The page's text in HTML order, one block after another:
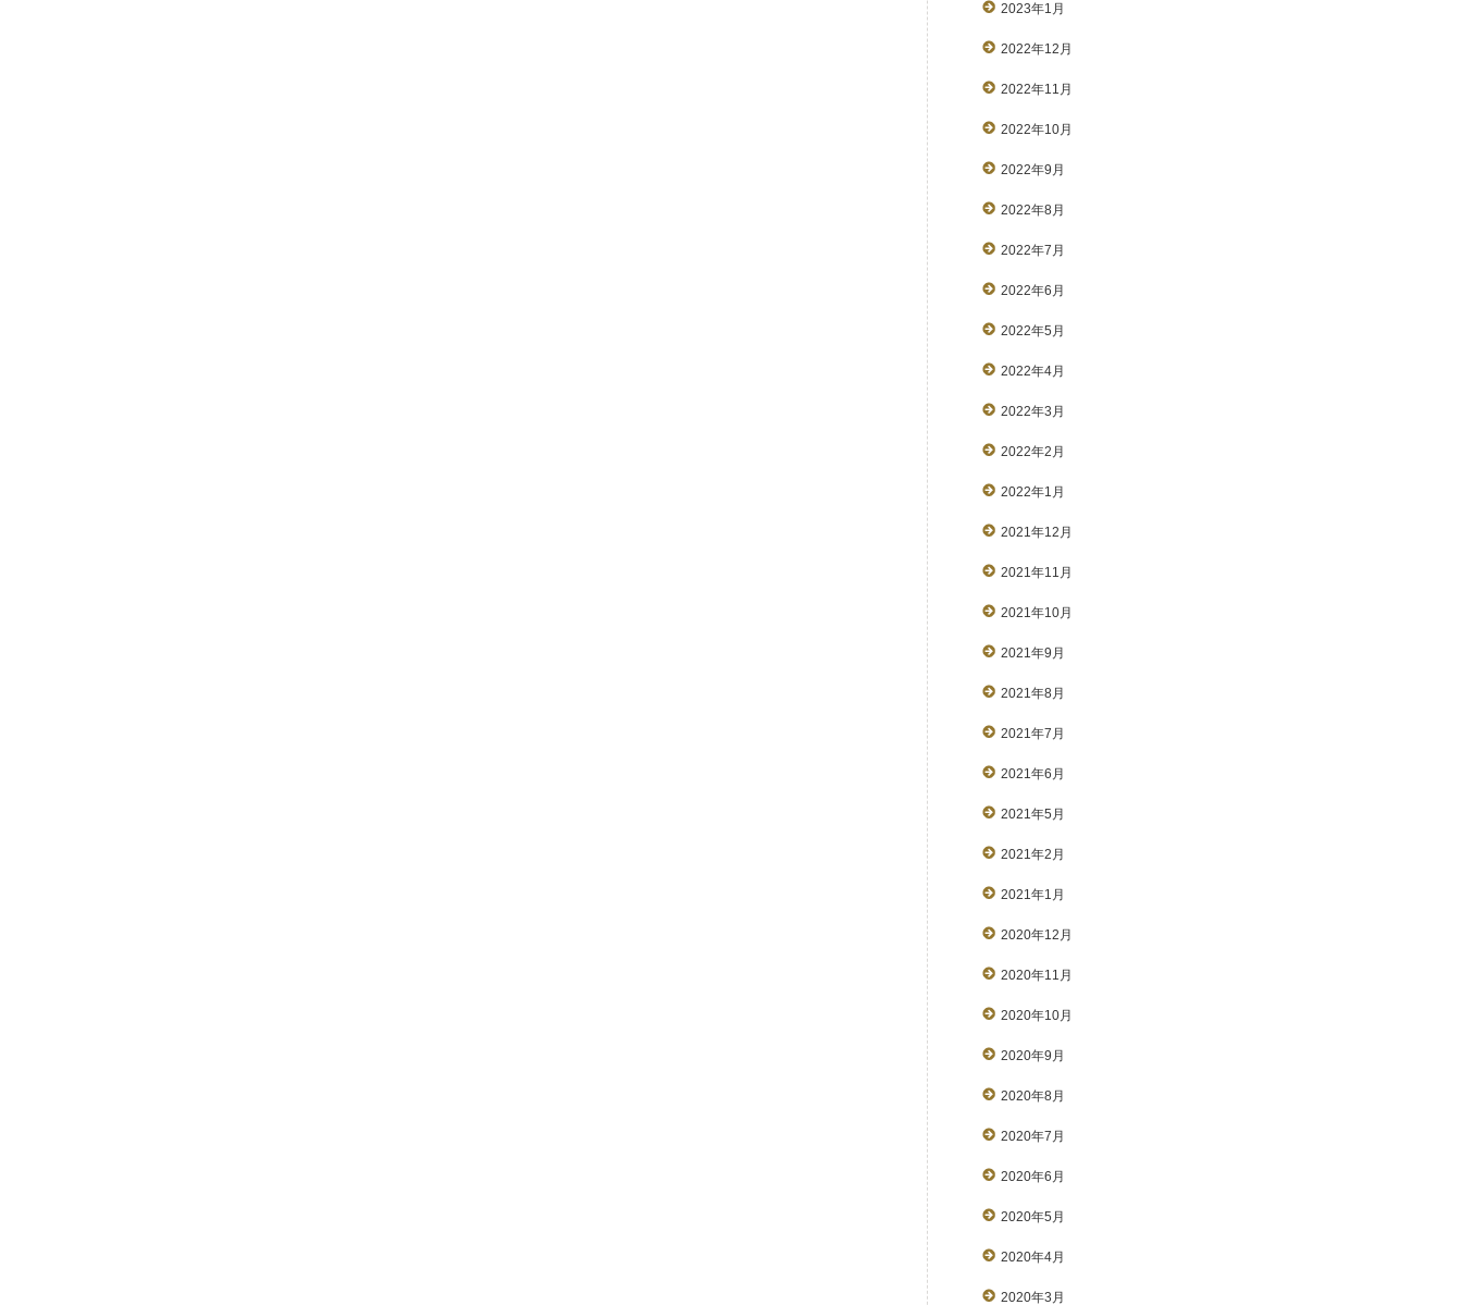
2023年1月
2022年12月
2022年11月
2022年10月
2022年9月
2022年8月
2022年7月
2022年6月
2022年5月
2022年4月
2022年3月
2022年2月
2022年1月
2021年12月
2021年11月
2021年10月
2021年9月
2021年8月
2021年7月
2021年6月
2021年5月
2021年2月
2021年1月
2020年12月
2020年11月
2020年10月
2020年9月
2020年8月
2020年7月
2020年6月
2020年5月
2020年4月
2020年3月